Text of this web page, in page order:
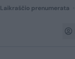
Laikraščio prenumerata